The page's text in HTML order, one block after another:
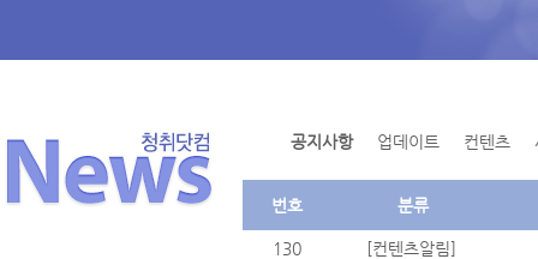
공지사항 업데이트 컨텐츠
번호 분류
130 [컨텐츠알림]